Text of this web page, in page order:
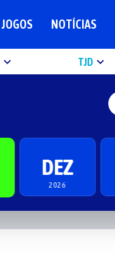
JOGOS NOTÍCIAS
TJD
DEZ
2026